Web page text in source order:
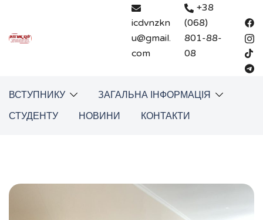
вмісту
icdvnzkn
u@gmail.
com
+38
(068)
801-88-
08
ВСТУПНИКУ
ЗАГАЛЬНА ІНФОРМАЦІЯ
СТУДЕНТУ
НОВИНИ КОНТАКТИ